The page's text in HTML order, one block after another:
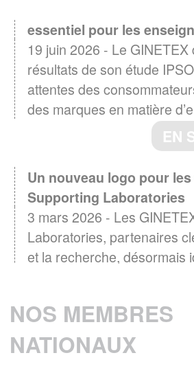
essentiel pour les
19 juin 2026 - Le GINETEX
résultats de son étude
attentes des
des marques en matière
EN
Un nouveau logo pour les
Supporting Laboratories
3 mars 2026 - Les
Laboratories, partenaires
et la recherche, désormais
logo
Baromètre GINETEX 2024 :
d’entretien textile en Europe.
NOS MEMBRES
NATIONAUX